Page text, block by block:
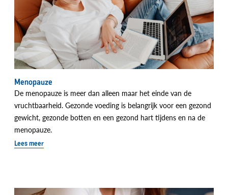
Menopauze
De menopauze is meer dan alleen maar het einde van de
vruchtbaarheid. Gezonde voeding is belangrijk voor een gezond
gewicht, gezonde botten en een gezond hart tijdens en na de
menopauze.
Lees meer